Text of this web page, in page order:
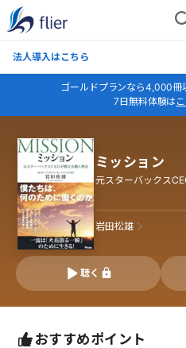
法人導入はこちら
ゴールドプランなら4,000冊
7日無料体験は
ミッション
元スターバックス
岩田松雄
聴く
おすすめポイント